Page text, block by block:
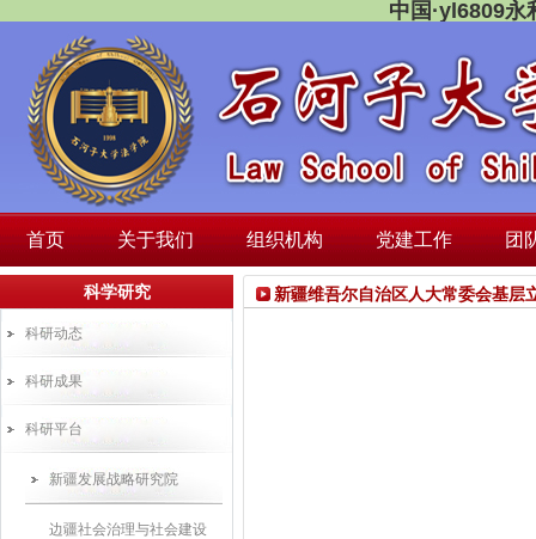
中国·yl6809永
首页 关于我们 组织机构 党建工作 团
科学研究
科研动态
科研成果
科研平台
新疆发展战略研究院
边疆社会治理与社会建设
新疆维吾尔自治区人大常委会基层